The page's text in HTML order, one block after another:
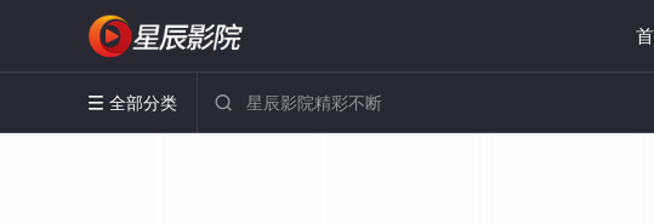
 全部分类 